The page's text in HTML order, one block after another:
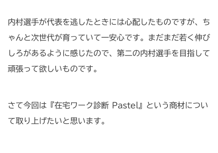
内村選手が代表を逃したときには心配したものですが、ち
ゃんと次世代が育っていて一安心です。まだまだ若く伸び
しろがあるように感じたので、第二の内村選手を目指して
頑張って欲しいものです。
さて今回は『在宅ワーク診断 Pastel』という商材につい
て取り上げたいと思います。